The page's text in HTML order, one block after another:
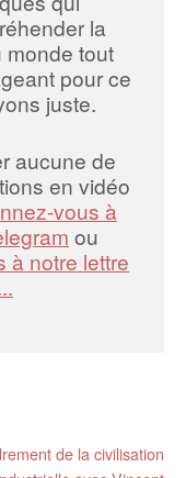
la
monde tout
pour ce
juste.
aucune de
en vidéo
vous à
ou
à notre lettre
de la civilisation